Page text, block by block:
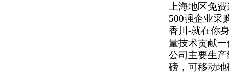
上海地区免
500强企业采
香川 -就在你
量技术贡献
公司主要生
磅，可移动